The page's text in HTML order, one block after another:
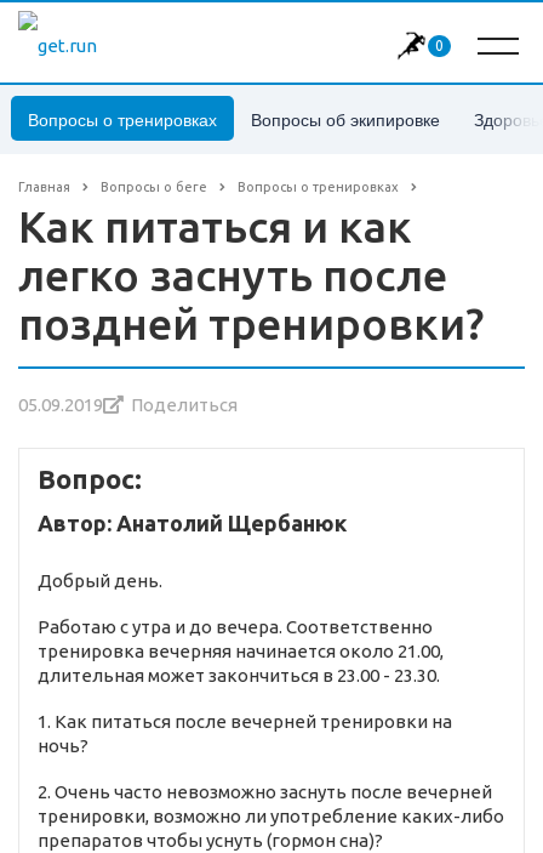
0
Вопросы о тренировках Вопросы об экипировке
Главная Вопросы о беге Вопросы о тренировках
Как питаться и как
легко заснуть после
поздней тренировки?
05.09.2019 Поделиться
Вопрос:
Автор: Анатолий Щербанюк
Добрый день.
Работаю с утра и до вечера. Соответственно
тренировка вечерняя начинается около 21.00,
длительная может закончиться в 23.00 - 23.30.
1. Как питаться после вечерней тренировки на
ночь?
2. Очень часто невозможно заснуть после вечерней
тренировки, возможно ли употребление каких-либо
препаратов чтобы уснуть (гормон сна)?